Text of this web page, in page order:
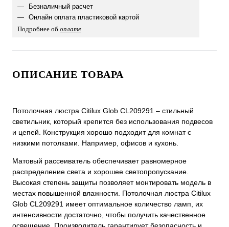
Безналичный расчет
Онлайн оплата пластиковой картой
Подробнее об оплате
ОПИСАНИЕ ТОВАРА
Потолочная люстра Citilux Glob CL209291 – стильный
светильник, который крепится без использования подвесов
и цепей. Конструкция хорошо подходит для комнат с
низкими потолками. Например, офисов и кухонь.
Матовый рассеиватель обеспечивает равномерное
распределение света и хорошее светопропускание.
Высокая степень защиты позволяет монтировать модель в
местах повышенной влажности. Потолочная люстра Citilux
Glob CL209291 имеет оптимальное количество ламп, их
интенсивности достаточно, чтобы получить качественное